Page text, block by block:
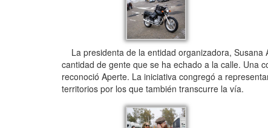
La presidenta de la entidad organizadora, Susana
cantidad de gente que se ha echado a la calle. Una
reconoció Aperte. La iniciativa congregó a
territorios por los que también transcurre la vía.